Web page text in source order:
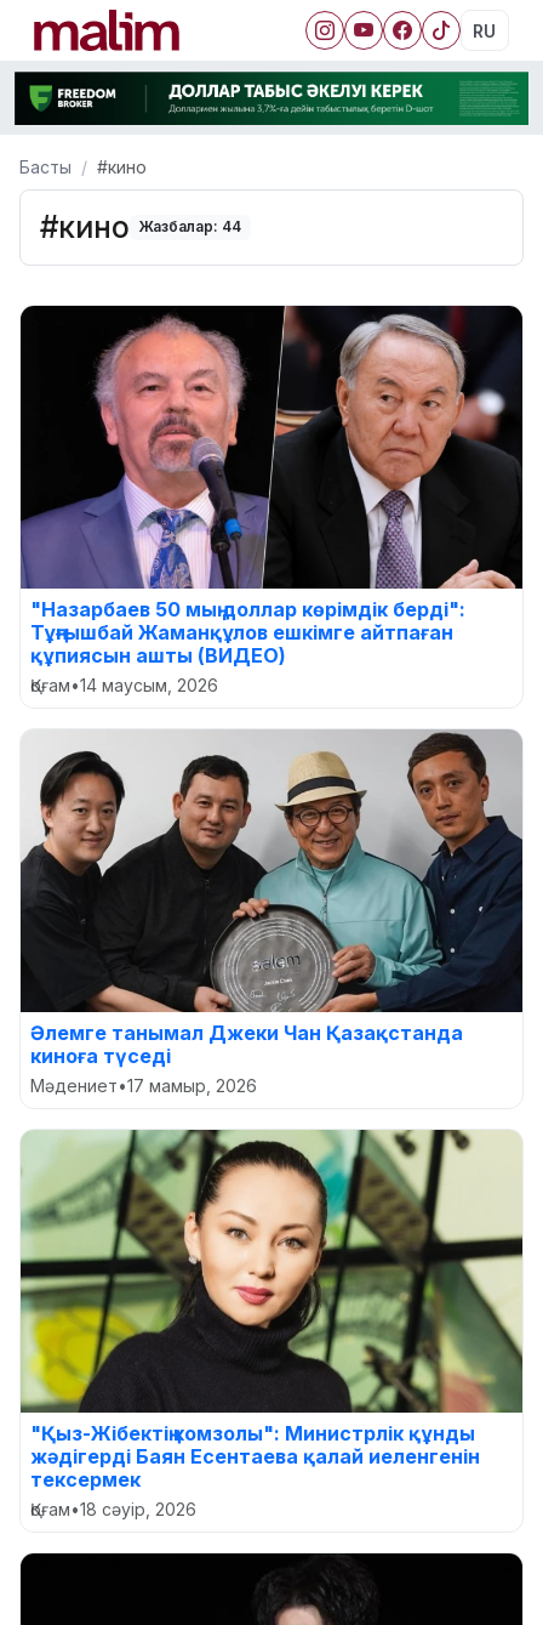
RU
Басты #кино
#кино Жазбалар: 44
"Назарбаев 50 мың доллар көрімдік берді":
Тұңғышбай Жаманқұлов ешкімге айтпаған
құпиясын ашты (ВИДЕО)
Қоғам•14 маусым, 2026
Әлемге танымал Джеки Чан Қазақстанда
киноға түседі
Мәдениет•17 мамыр, 2026
"Қыз-Жібектің комзолы": Министрлік құнды
жәдігерді Баян Есентаева қалай иеленгенін
тексермек
Қоғам•18 сәуір, 2026